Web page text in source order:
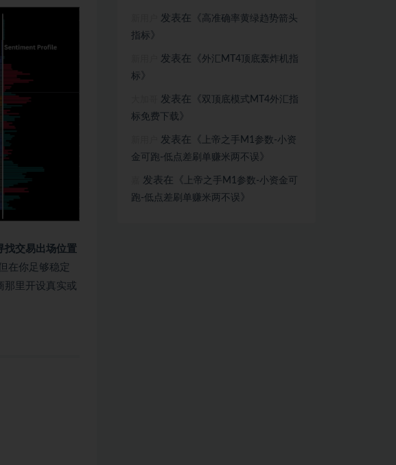
找交易出场位置
在你足够稳定
那里开设真实或
发表在《 高准确率黄绿趋势箭头
指标 》
发表在《 外汇MT4顶底轰炸机指
标 》
发表在《 双顶底模式MT4外汇指
标免费下载 》
发表在《
上帝之手M1参数-小资
金可跑-低点差刷单赚米两不误 》
发表在《
上帝之手M1参数-小资金可
跑-低点差刷单赚米两不误 》